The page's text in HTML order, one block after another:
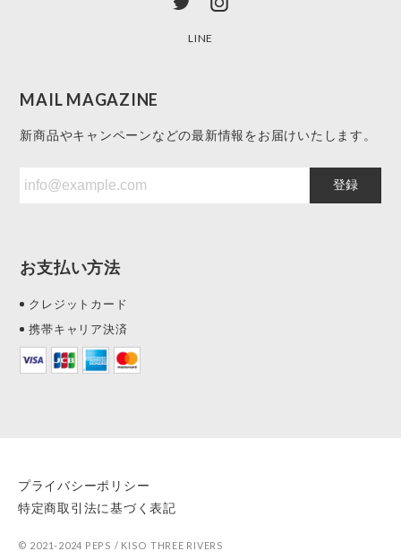
LINE
MAIL MAGAZINE
新商品やキャンペーンなどの最新情報をお届けいたします。
登録
お支払い方法
クレジットカード
携帯キャリア決済
プライバシーポリシー
特定商取引法に基づく表記
© 2021-2024 PEPS / KISO THREE RIVERS